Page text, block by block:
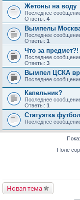
Жетоны на воду
Последнее
Ответы: 4
Вымпелы
Последнее
Ответы: 1
Что за предмет?!
Последнее
Ответы: 3
Вымпел ЦСКА
Последнее
Капельник?
Последнее
Ответы: 1
Статуэтка
Последнее
Поле
Новая тема